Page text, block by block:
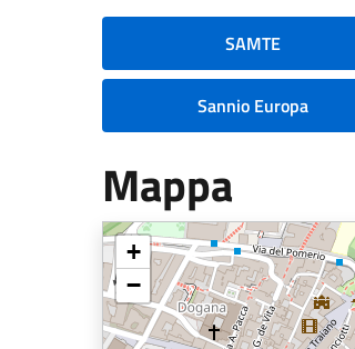
SAMTE
Sannio Europa
Mappa
+
−